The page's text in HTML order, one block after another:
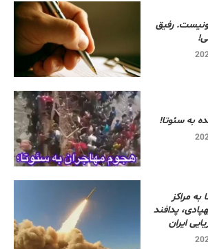
رفیق
به سئوتا!
به مراکز
پدافند
ایران